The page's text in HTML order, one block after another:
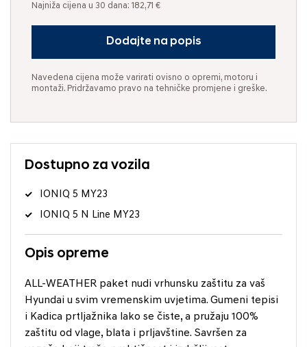
Najniža cijena u 30 dana: 182,71 €
Dodajte na popis
Navedena cijena može varirati ovisno o opremi, motoru i
montaži. Pridržavamo pravo na tehničke promjene i greške.
Dostupno za vozila
IONIQ 5 MY23
IONIQ 5 N Line MY23
Opis opreme
ALL-WEATHER paket nudi vrhunsku zaštitu za vaš
Hyundai u svim vremenskim uvjetima. Gumeni tepisi
i Kadica prtljažnika lako se čiste, a pružaju 100%
zaštitu od vlage, blata i prljavštine. Savršen za